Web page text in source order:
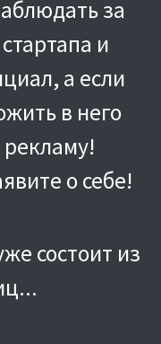
за
и
а если
в него
рекламу!
о себе!
состоит из